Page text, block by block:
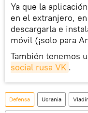
Ya que la
en el extranjero, en
descargarla e
móvil (¡solo para
También tenemos
social rusa VK .
Defensa Ucrania